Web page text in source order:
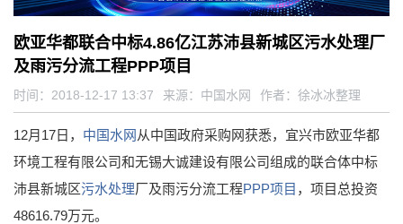
欧亚华都联合中标4.86亿江苏沛县新城区污水处理厂
及雨污分流工程PPP项目
时间：2018-12-17 13:37 来源： 中国水网 作者：徐冰冰整理
12月17日， 中国水网 从中国政府采购网获悉，宜兴市欧亚华都
环境工程有限公司和无锡大诚建设有限公司组成的联合体中标
沛县新城区污水处理厂及雨污分流工程PPP项目 ，项目总投资
48616.79万元。